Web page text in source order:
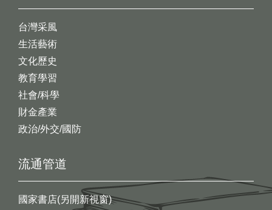
台灣采風
生活藝術
文化歷史
教育學習
社會/科學
財金產業
政治/外交/國防
流通管道
國家書店(另開新視窗)